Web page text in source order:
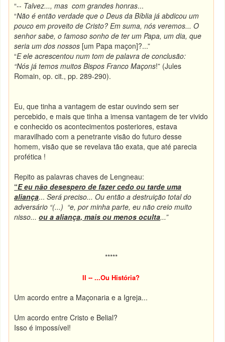
“-- Talvez..., mas com grandes honras...
“Não é então verdade que o Deus da Bíblia já abdicou um
pouco em proveito de Cristo? Em suma, nós veremos... O
senhor sabe, o famoso sonho de ter um Papa, um dia, que
seria um dos nossos [um Papa maçon]?...”
“E ele acrescentou num tom de palavra de conclusão:
“Nós já temos muitos Bispos Franco Maçons!” (Jules
Romain, op. cit., pp. 289-290).
Eu, que tinha a vantagem de estar ouvindo sem ser
percebido, e mais que tinha a imensa vantagem de ter vivido
e conhecido os acontecimentos posteriores, estava
maravilhado com a penetrante visão do futuro desse
homem, visão que se revelava tão exata, que até parecia
profética !
Repito as palavras chaves de Lengneau:
“E eu não desespero de fazer cedo ou tarde uma
aliança...Será preciso... Ou então a destruição total do
adversário “(...) “e, por minha parte, eu não creio muito
nisso...ou a aliança, mais ou menos oculta...”
*****
II -- ...Ou História?
Um acordo entre a Maçonaria e a Igreja...
Um acordo entre Cristo e Belial?
Isso é impossível!